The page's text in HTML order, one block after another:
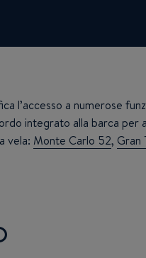
l’accesso a numerose
integrato alla barca per
vela: Monte Carlo 52, Gran